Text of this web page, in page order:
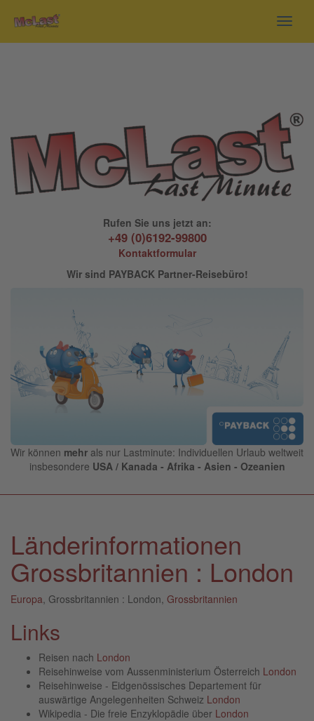
Rufen Sie uns jetzt an:
+49 (0)6192-99800
Kontaktformular
Wir sind PAYBACK Partner-Reisebüro!
Wir können mehr als nur Lastminute: Individuellen Urlaub weltweit
insbesondere USA / Kanada - Afrika - Asien - Ozeanien
Länderinformationen
Grossbritannien : London
Europa , Grossbritannien : London, Grossbritannien
Links
Reisen nach London
Reisehinweise vom Aussenministerium Österreich London
Reisehinweise - Eidgenössisches Departement für
auswärtige Angelegenheiten Schweiz London
Wikipedia - Die freie Enzyklopädie über London